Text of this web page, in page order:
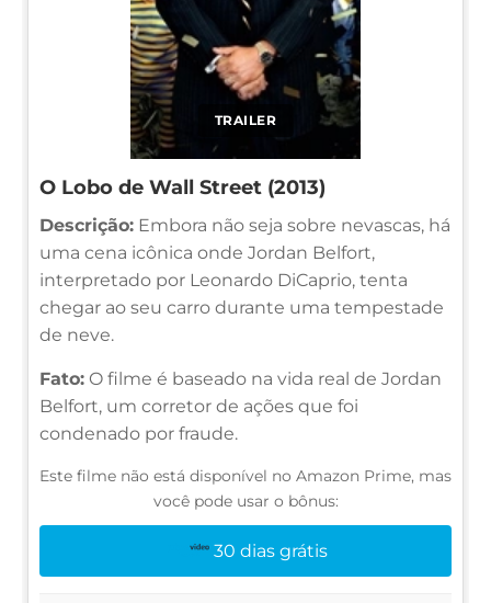
TRAILER
O Lobo de Wall Street (2013)
Descrição: Embora não seja sobre nevascas, há
uma cena icônica onde Jordan Belfort,
interpretado por Leonardo DiCaprio, tenta
chegar ao seu carro durante uma tempestade
de neve.
Fato: O filme é baseado na vida real de Jordan
Belfort, um corretor de ações que foi
condenado por fraude.
Este filme não está disponível no Amazon Prime, mas
você pode usar o bônus:
30 dias grátis